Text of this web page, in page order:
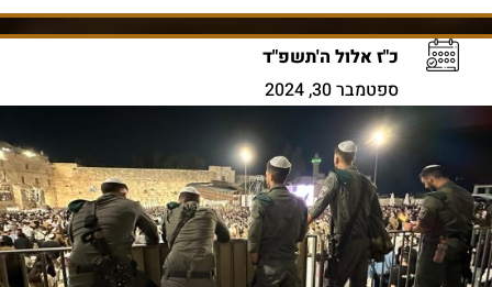
כ"ז אלול ה'תשפ"ד
ספטמבר 30, 2024